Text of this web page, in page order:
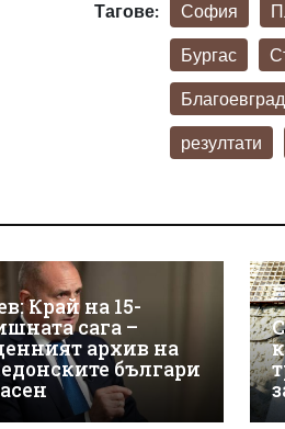
Тагове: София
Бургас
Благоевград
резултати
Край на 15-
сага –
архив на
българи